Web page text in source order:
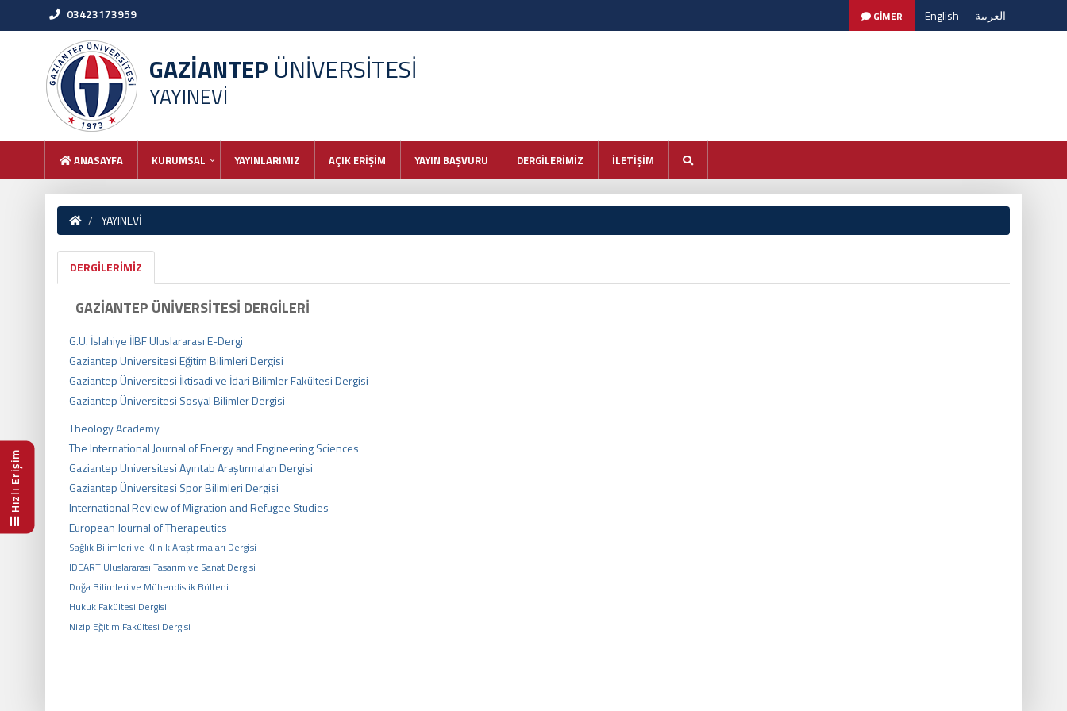
Hızlı Erişim
03423173959 GİMER English العربية
GAZİANTEP ÜNİVERSİTESİ
YAYINEVİ
ANASAYFA KURUMSAL YAYINLARIMIZ AÇIK ERİŞİM YAYIN BAŞVURU DERGİLERİMİZ İLETİŞİM
YAYINEVİ
DERGİLERİMİZ
GAZİANTEP ÜNİVERSİTESİ DERGİLERİ
G.Ü. İslahiye İİBF Uluslararası E-Dergi
Gaziantep Üniversitesi Eğitim Bilimleri Dergisi
Gaziantep Üniversitesi İktisadi ve İdari Bilimler Fakültesi Dergisi
Gaziantep Üniversitesi Sosyal Bilimler Dergisi
Theology Academy
The International Journal of Energy and Engineering Sciences
Gaziantep Üniversitesi Ayıntab Araştırmaları Dergisi
Gaziantep Üniversitesi Spor Bilimleri Dergisi
International Review of Migration and Refugee Studies
European Journal of Therapeutics
Sağlık Bilimleri ve Klinik Araştırmaları Dergisi
IDEART Uluslararası Tasarım ve Sanat Dergisi
Doğa Bilimleri ve Mühendislik Bülteni
Hukuk Fakültesi Dergisi
Nizip Eğitim Fakültesi Dergisi